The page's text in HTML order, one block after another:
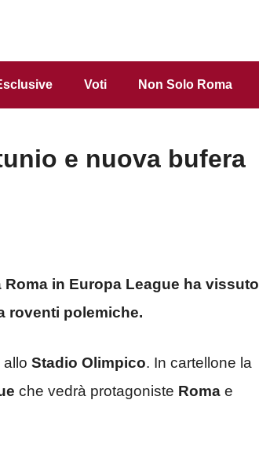
Voti Non Solo Roma
e nuova bufera
in Europa League ha vissuto
roventi polemiche.
allo Stadio Olimpico. In cartellone la
che vedrà protagoniste Roma e